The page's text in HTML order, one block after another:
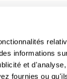
informations
et
fournies ou
nous
don
d’impôt